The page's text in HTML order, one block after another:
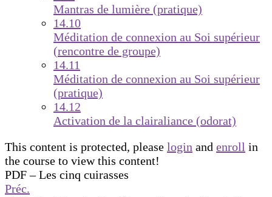
Mantras de lumière (pratique)
14.10
Méditation de connexion au Soi supérieur
(rencontre de groupe)
14.11
Méditation de connexion au Soi supérieur
(pratique)
14.12
Activation de la clairaliance (odorat)
This content is protected, please login and enroll in
the course to view this content!
PDF – Les cinq cuirasses
Préc.